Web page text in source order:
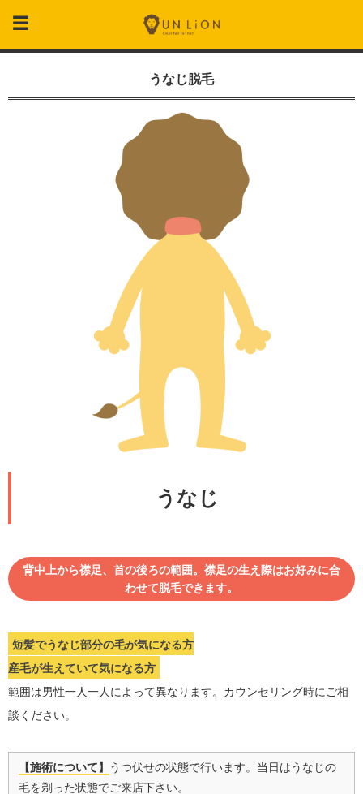
うなじ脱毛
うなじ
背中上から襟足、首の後ろの範囲。襟足の生え際はお好みに合
わせて脱毛できます。
短髪でうなじ部分の毛が気になる方
産毛が生えていて気になる方
範囲は男性一人一人によって異なります。カウンセリング時にご相
談ください。
【施術について】
うつ伏せの状態で行います。当日はうなじの
毛を剃った状態でご来店下さい。